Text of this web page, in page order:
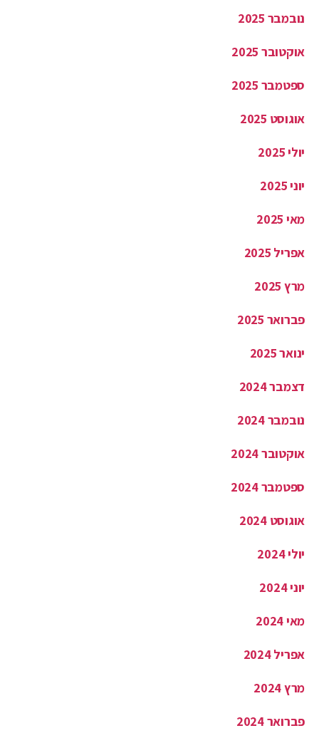
אוקטובר 2025
ספטמבר 2025
אוגוסט 2025
יולי 2025
יוני 2025
מאי 2025
אפריל 2025
מרץ 2025
פברואר 2025
ינואר 2025
דצמבר 2024
נובמבר 2024
אוקטובר 2024
ספטמבר 2024
אוגוסט 2024
יולי 2024
יוני 2024
מאי 2024
אפריל 2024
מרץ 2024
פברואר 2024
ינואר 2024